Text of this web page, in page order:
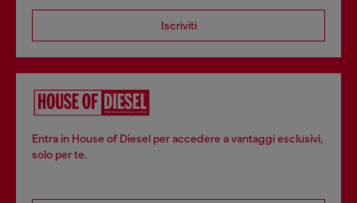
Iscriviti
Entra in House of Diesel per accedere a vantaggi esclusivi,
solo per te.